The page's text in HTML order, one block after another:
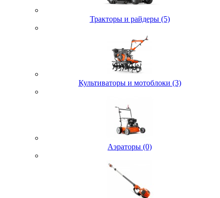
Тракторы и райдеры (5)
Культиваторы и мотоблоки (3)
Аэраторы (0)